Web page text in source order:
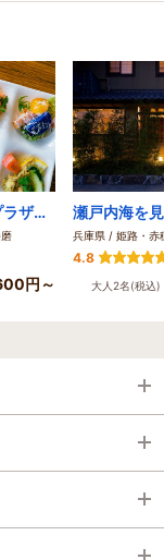
ホテルグリーンプラザ東条湖
円～
兵庫県 / 姫路・赤
4.8
大人2名(税込)